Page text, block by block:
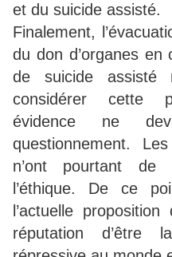
et du suicide assisté.
Finalement,
du don d’organes en
de suicide assisté
considérer cette
évidence ne
questionnement.
n’ont pourtant de
l’éthique. De ce
l’actuelle
réputation d’être